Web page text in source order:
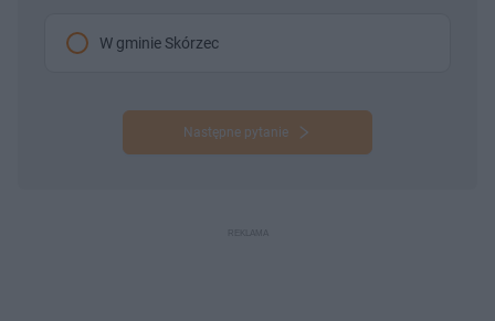
W gminie Skórzec
Następne pytanie